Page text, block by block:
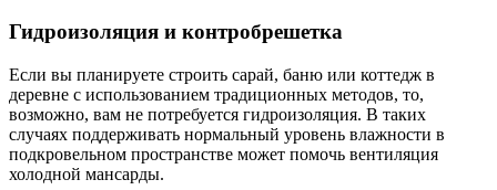
Гидроизоляция и контробрешетка
Если вы планируете строить сарай, баню или коттедж в
деревне с использованием традиционных методов, то,
возможно, вам не потребуется гидроизоляция. В таких
случаях поддерживать нормальный уровень влажности в
подкровельном пространстве может помочь вентиляция
холодной мансарды.